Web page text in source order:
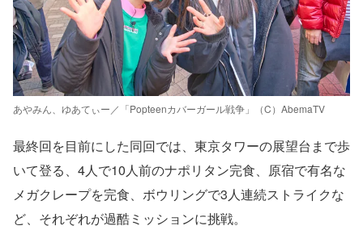
あやみん、ゆあてぃー／「Popteenカバーガール戦争」（C）AbemaTV
最終回を目前にした同回では、東京タワーの展望台まで歩
いて登る、4人で10人前のナポリタン完食、原宿で有名な
メガクレープを完食、ボウリングで3人連続ストライクな
ど、それぞれが過酷ミッションに挑戦。